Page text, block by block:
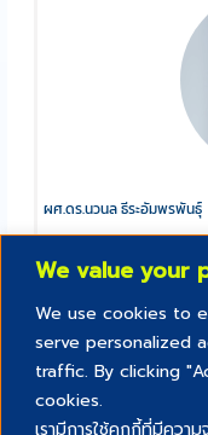
We value your
We use cookies to
serve personalized
traffic. By clicking
cookies.
เรามีการใช้คุกกี้ที่มีควา
ผศ.ดร.นวนล ธีระอัมพรพันธุ์
วิทยาลัยการคอม